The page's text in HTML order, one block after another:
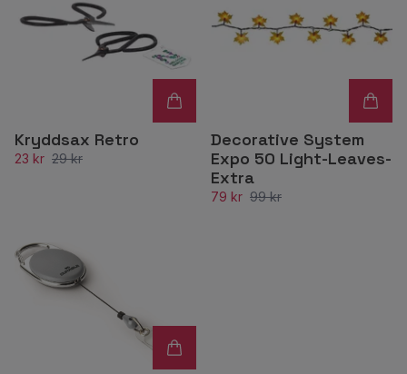
Kryddsax Retro
23 kr 29 kr
Decorative System
Expo 50 Light-Leaves-
Extra
79 kr 99 kr